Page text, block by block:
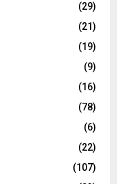
(29)
(21)
(19)
(9)
(16)
(78)
(6)
(22)
(107)